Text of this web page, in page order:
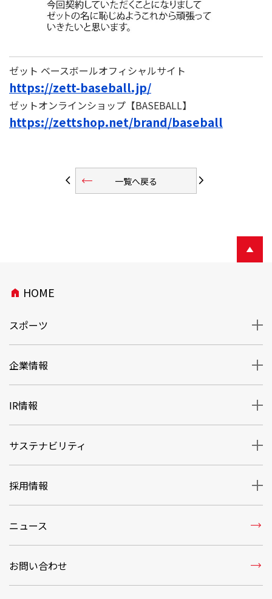
ゼット ベースボールオフィシャルサイト
https://zett-baseball.jp/
ゼットオンラインショップ【BASEBALL】
https://zettshop.net/brand/baseball
arrow_back_ios 一覧へ戻る
trending_flat arrow_forward_ios
home HOME
スポーツ
企業情報
IR情報
サステナビリティ
採用情報
ニュース trending_flat
お問い合わせ trending_flat